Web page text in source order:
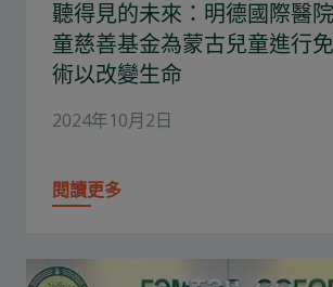
聽得見的未來：明德國際醫
童慈善基金為蒙古兒童進行
術以改變生命
2024年10月2日
閱讀更多